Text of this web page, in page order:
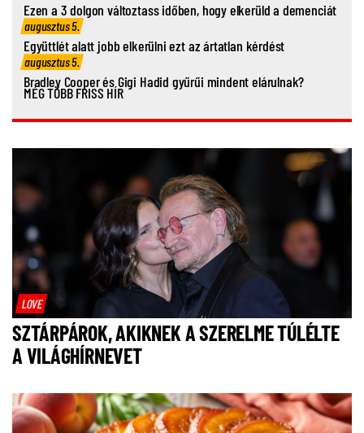
Ezen a 3 dolgon változtass időben, hogy elkerüld a demenciát
augusztus 5.
Együttlét alatt jobb elkerülni ezt az ártatlan kérdést
augusztus 5.
Bradley Cooper és Gigi Hadid gyűrűi mindent elárulnak?
MÉG TÖBB FRISS HÍR
LOVE
SZTÁRPÁROK, AKIKNEK A SZERELME TÚLÉLTE
A VILÁGHÍRNEVET